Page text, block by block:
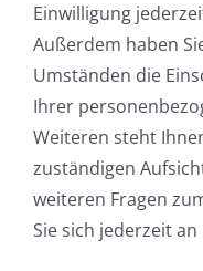
Einwilligung
Außerdem haben
Umständen die
Ihrer
Weiteren steht
zuständigen
weiteren Fragen
Sie sich jederzeit